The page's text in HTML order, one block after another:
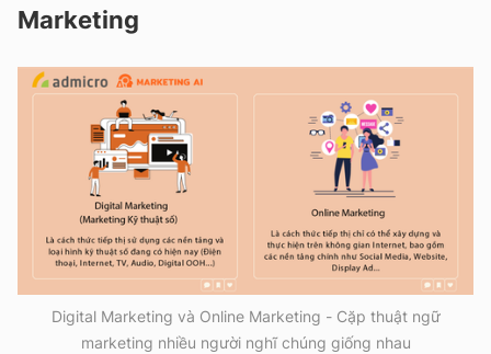
Marketing
Digital Marketing và Online Marketing - Cặp thuật ngữ
marketing nhiều người nghĩ chúng giống nhau